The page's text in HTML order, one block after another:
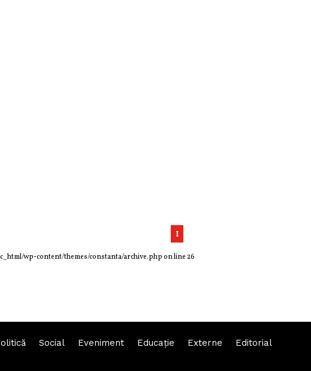
1
wp-content/themes/constanta/archive.phpon line26
Social Eveniment Educaţie Externe Editorial